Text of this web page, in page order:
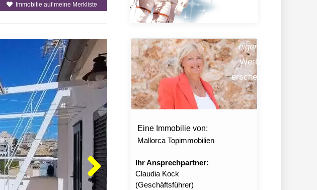
Immobilie auf meine Merkliste
Eine Immobilie von:
Mallorca Topimmobilien
Ihr Ansprechpartner:
Claudia Kock
(Geschäftsführer)
eigentlich
Werbung
erscheinen…